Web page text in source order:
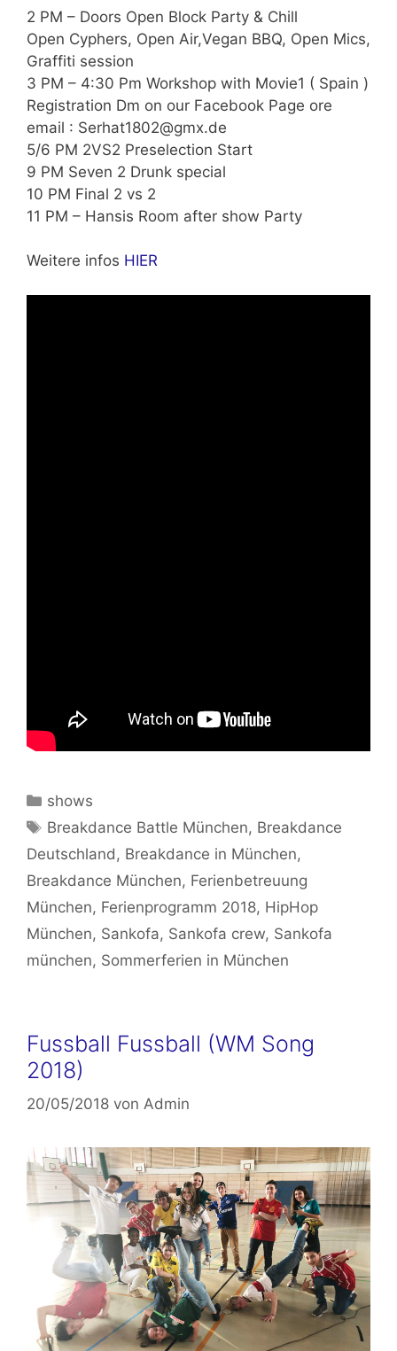
2 PM – Doors Open Block Party & Chill
Open Cyphers, Open Air,Vegan BBQ, Open Mics,
Graffiti session
3 PM – 4:30 Pm Workshop with Movie1 ( Spain )
Registration Dm on our Facebook Page ore
email : Serhat1802@gmx.de
5/6 PM 2VS2 Preselection Start
9 PM Seven 2 Drunk special
10 PM Final 2 vs 2
11 PM – Hansis Room after show Party
Weitere infos HIER
Kategorien
shows
Schlagwörter
Breakdance Battle München, Breakdance
Deutschland , Breakdance in München,
Breakdance München, Ferienbetreuung
München, Ferienprogramm 2018, HipHop
München, Sankofa, Sankofa crew, Sankofa
münchen, Sommerferien in München
Fussball Fussball (WM Song
2018)
20/05/2018 von Admin